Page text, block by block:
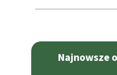
Najnowsze